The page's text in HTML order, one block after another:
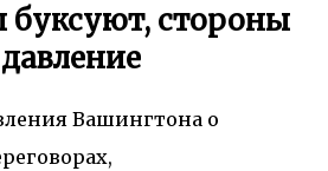
буксуют, стороны
Вашингтона о